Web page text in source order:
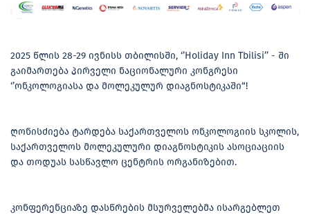
2025 წლის 28-29 ივნისს თბილისში, ‘’Holiday Inn Tbilisi’’ - ში
გაიმართება პირველი ნაციონალური კონგრესი
‘’ონკოლოგიასა და მოლეკულურ დიაგნოსტიკაში“!
ღონისძიება ტარდება საქართველოს ონკოლოგიის სკოლის,
საქართველოს მოლეკულური დიაგნოსტიკის ასოციაციის
და თოდუას სასწავლო ცენტრის ორგანიზებით.
კონფერენციაზე დასწრების მსურველებმა ისარგებლეთ